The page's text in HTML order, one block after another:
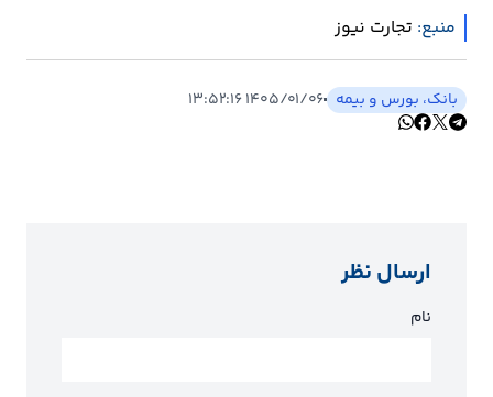
خودرو
عمومی
منبع: تجارت نیوز
بانک، بورس و بیمه ۱۴۰۵/۰۱/۰۶ ۱۳:۵۲:۱۶
ارسال نظر
نام